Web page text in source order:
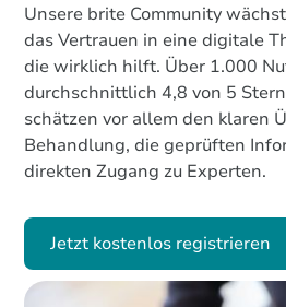
Unsere brite Community
das Vertrauen in eine digitale
die wirklich hilft. Über 1.000
durchschnittlich 4,8 von 5
schätzen vor allem den klaren
Behandlung, die geprüften
direkten Zugang zu Experten.
Jetzt kostenlos registrieren